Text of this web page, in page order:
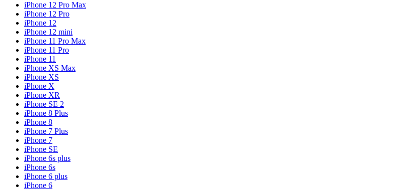
iPhone 12 Pro Max
iPhone 12 Pro
iPhone 12
iPhone 12 mini
iPhone 11 Pro Max
iPhone 11 Pro
iPhone 11
iPhone XS Max
iPhone XS
iPhone X
iPhone XR
iPhone SE 2
iPhone 8 Plus
iPhone 8
iPhone 7 Plus
iPhone 7
iPhone SE
iPhone 6s plus
iPhone 6s
iPhone 6 plus
iPhone 6